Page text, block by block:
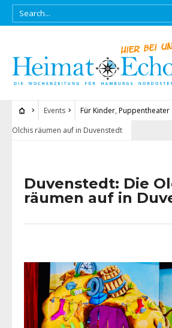
Events Für Kinder, Puppentheater
Olchis räumen auf in Duvenstedt
Duvenstedt: Die
räumen auf in